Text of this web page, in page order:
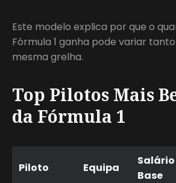
Este modelo explica por que o
Fórmula 1 ganha pode variar
mesma grelha.
Top Pilotos Mais
da Fórmula 1
Piloto Equipa
Salário
Base